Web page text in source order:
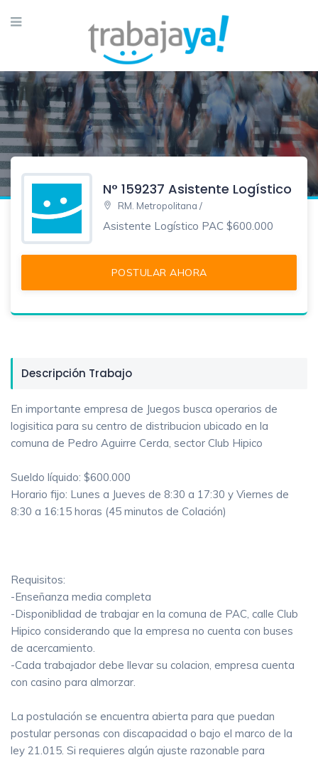
N° 159237 Asistente Logístico
RM. Metropolitana /
Asistente Logístico PAC $600.000
Descripción Trabajo
En importante empresa de Juegos busca operarios de
logisitica para su centro de distribucion ubicado en la
comuna de Pedro Aguirre Cerda, sector Club Hipico
Sueldo líquido: $600.000
Horario fijo: Lunes a Jueves de 8:30 a 17:30 y Viernes de
8:30 a 16:15 horas (45 minutos de Colación)
Requisitos:
-Enseñanza media completa
-Disponiblidad de trabajar en la comuna de PAC, calle Club
Hipico considerando que la empresa no cuenta con buses
de acercamiento.
-Cada trabajador debe llevar su colacion, empresa cuenta
con casino para almorzar.
La postulación se encuentra abierta para que puedan
postular personas con discapacidad o bajo el marco de la
ley 21.015. Si requieres algún ajuste razonable para